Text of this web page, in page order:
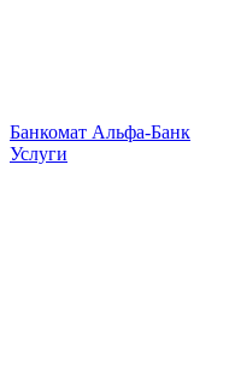
Банкомат Альфа-Банк
Услуги